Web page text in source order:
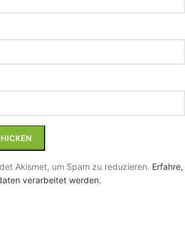
Akismet, um Spam zu reduzieren. Erfahre,
verarbeitet werden.